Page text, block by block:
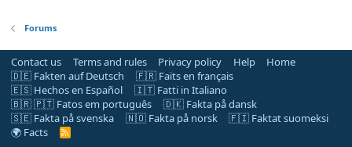
Forums
Contact us Terms and rules Privacy policy Help
Home
🇩🇪 Fakten auf Deutsch
🇫🇷 Faits en français
🇪🇸 Hechos en Español
🇮🇹 Fatti in Italiano
🇧🇷 🇵🇹 Fatos em português
🇩🇰 Fakta på dansk
🇸🇪 Fakta på svenska
🇳🇴 Fakta på norsk
🇫🇮 Faktat suomeksi
🌍 Facts
R